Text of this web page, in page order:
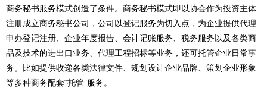
商务秘书服务模式创造了条件。商务秘书模式即以协会作为投资主体
注册成立商务秘书公司，公司以登记服务为切入点，为企业提供代理
申办登记注册、企业年度报告、会计记账服务、税务服务以及各类商
品及技术的进出口业务、代理工程招标等业务，还可托管企业日常事
务。比如提供收递各类法律文件、规划设计企业品牌、策划企业形象
等多种商务配套“托管”服务。